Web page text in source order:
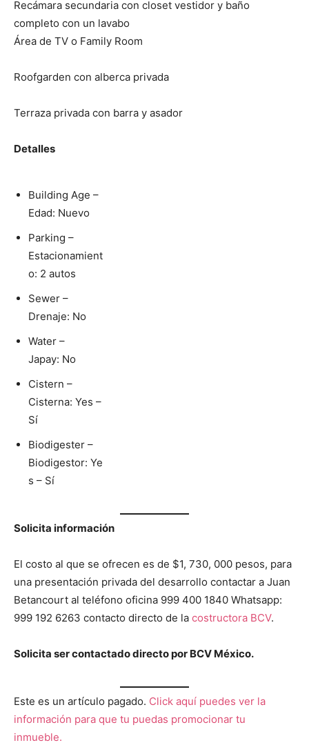
Recámara secundaria con closet vestidor y baño
completo con un lavabo
Área de TV o Family Room
Roofgarden con alberca privada
Terraza privada con barra y asador
Detalles
Building Age –
Edad: Nuevo
Parking –
Estacionamient
o: 2 autos
Sewer –
Drenaje: No
Water –
Japay: No
Cistern –
Cisterna: Yes –
Sí
Biodigester –
Biodigestor: Ye
s – Sí
Solicita información
El costo al que se ofrecen es de $1, 730, 000 pesos, para
una presentación privada del desarrollo contactar a Juan
Betancourt al teléfono oficina 999 400 1840 Whatsapp:
999 192 6263 contacto directo de la costructora BCV.
Solicita ser contactado directo por BCV México.
Este es un artículo pagado. Click aquí puedes ver la
información para que tu puedas promocionar tu
inmueble.